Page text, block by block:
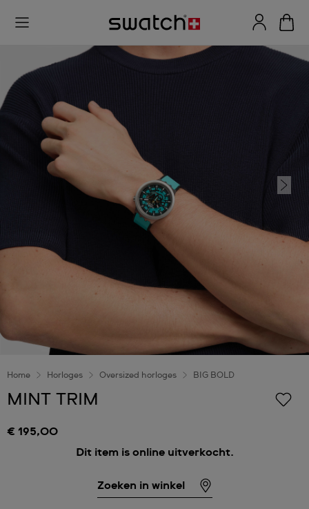
Home Horloges Oversized horloges BIG BOLD
MINT TRIM
€ 195,00
Dit item is online uitverkocht.
Zoeken in winkel